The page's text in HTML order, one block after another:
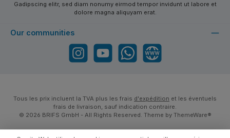
Gadipscing elitr, sed diam nonumy eirmod tempor invidunt ut labore et
dolore magna aliquyam erat.
Our communities
Instagram YouTube WhatsApp Website
Tous les prix incluent la TVA plus les frais d'expédition et les éventuels
frais de livraison, sauf indication contraire.
© 2026 BRIFS GmbH - All Rights Reserved. Theme by ThemeWare®